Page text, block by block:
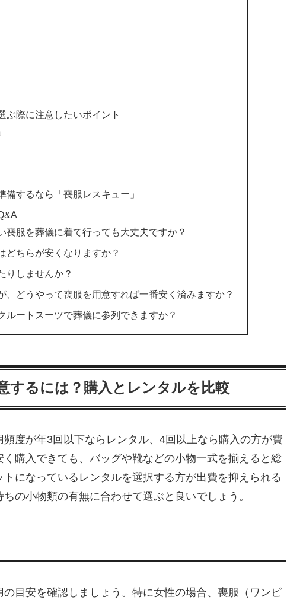
ぶ際に注意したいポイント
するなら「喪服レスキュー」
喪服を葬儀に着て行っても大丈夫ですか？
どちらが安くなりますか？
りしませんか？
、どうやって喪服を用意すれば一番安く済みますか？
ルートスーツで葬儀に参列できますか？
するには？購入とレンタルを比較
度が年3回以下ならレンタル、4回以上なら購入の方が費
購入できても、バッグや靴などの小物一式を揃えると総
になっているレンタルを選択する方が出費を抑えられる
の小物類の有無に合わせて選ぶと良いでしょう。
目安を確認しましょう。特に女性の場合、喪服（ワンピ